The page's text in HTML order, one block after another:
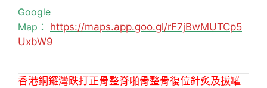
Google
Map： https://maps.app.goo.gl/rF7jBwMUTCp5
UxbW9
香港銅鑼灣跌打正骨整脊啪骨整骨復位針炙及拔罐